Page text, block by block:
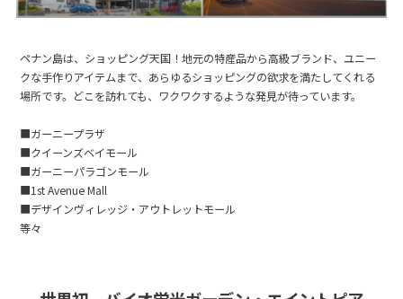
ペナン島は、ショッピング天国！地元の特産品から高級ブランド、ユニー
クな手作りアイテムまで、あらゆるショッピングの欲求を満たしてくれる
場所です。どこを訪れても、ワクワクするような発見が待っています。
■ガーニープラザ
■クイーンズベイモール
■ガーニーパラゴンモール
■1st Avenue Mall
■デザインヴィレッジ・アウトレットモール
等々